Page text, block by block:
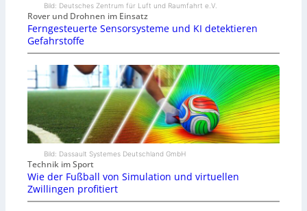
Bild: Deutsches Zentrum für Luft und Raumfahrt e.V.
Rover und Drohnen im Einsatz
Ferngesteuerte Sensorsysteme und KI detektieren
Gefahrstoffe
Bild: Dassault Systemes Deutschland GmbH
Technik im Sport
Wie der Fußball von Simulation und virtuellen
Zwillingen profitiert